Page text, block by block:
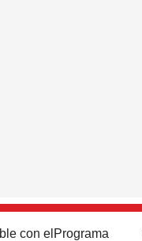
con el Programa